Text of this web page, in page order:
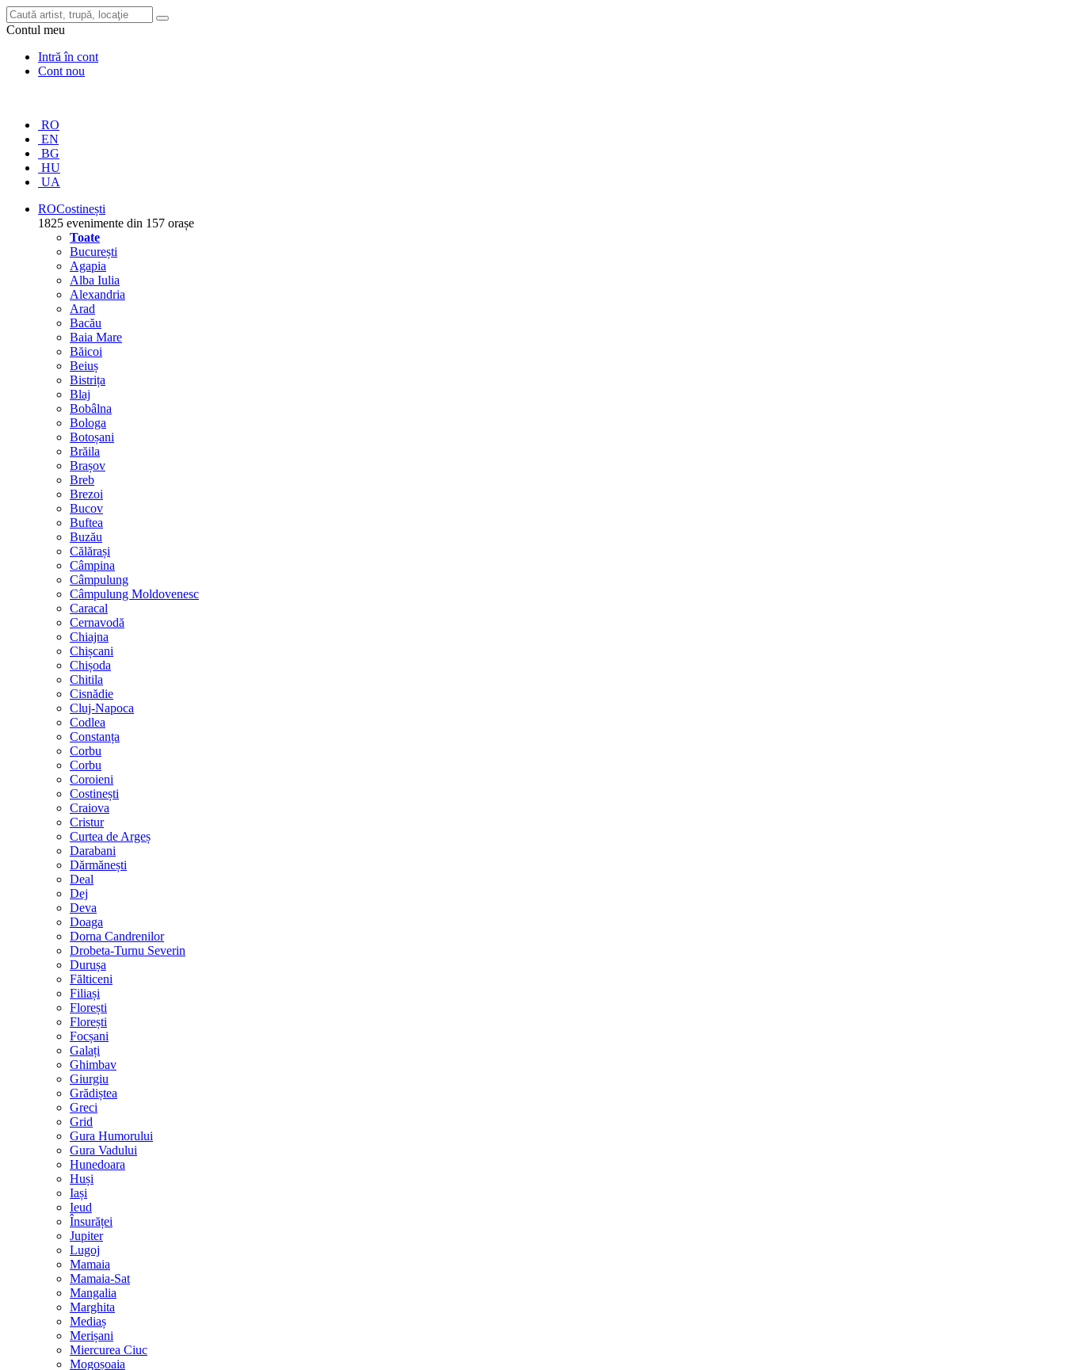
Contul meu
Intră în cont
Cont nou
RO
EN
BG
HU
UA
ROCostinești
1825 evenimente din 157 orașe
Toate
București
Agapia
Alba Iulia
Alexandria
Arad
Bacău
Baia Mare
Băicoi
Beiuș
Bistrița
Blaj
Bobâlna
Bologa
Botoșani
Brăila
Brașov
Breb
Brezoi
Bucov
Buftea
Buzău
Călărași
Câmpina
Câmpulung
Câmpulung Moldovenesc
Caracal
Cernavodă
Chiajna
Chișcani
Chișoda
Chitila
Cisnădie
Cluj-Napoca
Codlea
Constanța
Corbu
Corbu
Coroieni
Costinești
Craiova
Cristur
Curtea de Argeș
Darabani
Dărmănești
Deal
Dej
Deva
Doaga
Dorna Candrenilor
Drobeta-Turnu Severin
Durușa
Fălticeni
Filiași
Florești
Florești
Focșani
Galați
Ghimbav
Giurgiu
Grădiștea
Greci
Grid
Gura Humorului
Gura Vadului
Hunedoara
Huși
Iași
Ieud
Însurăței
Jupiter
Lugoj
Mamaia
Mamaia-Sat
Mangalia
Marghita
Mediaș
Merișani
Miercurea Ciuc
Mogoșoaia